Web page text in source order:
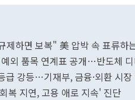
제하면 보복" 美 압박 속 표류하
외 품목 연계표 공개…반도체 디
급 강등…기재부, 금융·외환 시
복 지연, 고용 애로 지속' 진단